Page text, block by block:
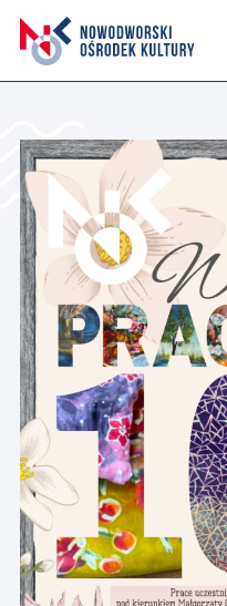
Kasyno Oficerskie
Kino
Bilety
Zajęcia stałe
Kontakt
O nas